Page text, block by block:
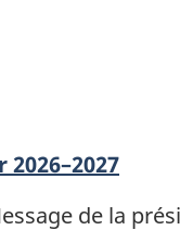
de la